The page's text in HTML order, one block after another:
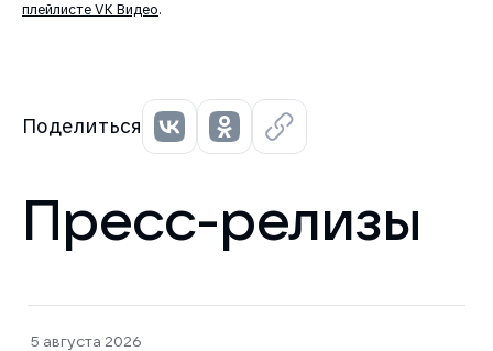
плейлисте VK Видео.
Поделиться
Пресс-релизы
5 августа 2026